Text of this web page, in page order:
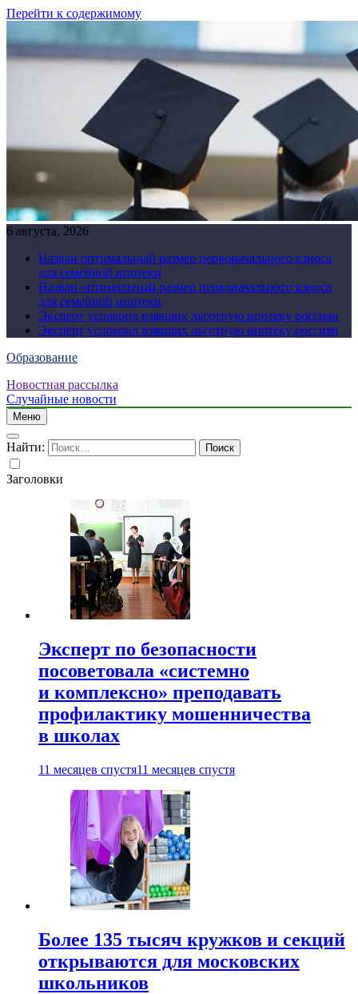
Перейти к содержимому
6 августа, 2026
Назван оптимальный размер первоначального взноса
для семейной ипотеки
Назван оптимальный размер первоначального взноса
для семейной ипотеки
Эксперт успокоил взявших льготную ипотеку россиян
Эксперт успокоил взявших льготную ипотеку россиян
Образование
Новостная рассылка
Случайные новости
Меню
Найти:
Заголовки
Эксперт по безопасности
посоветовала «системно
и комплексно» преподавать
профилактику мошенничества
в школах
11 месяцев спустя11 месяцев спустя
Более 135 тысяч кружков и секций
открываются для московских
школьников